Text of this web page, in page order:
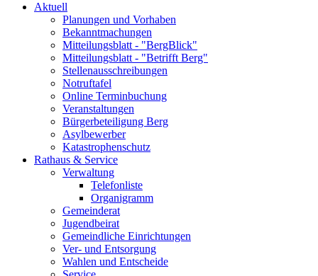
Aktuell
Planungen und Vorhaben
Bekanntmachungen
Mitteilungsblatt - "BergBlick"
Mitteilungsblatt - "Betrifft Berg"
Stellenausschreibungen
Notruftafel
Online Terminbuchung
Veranstaltungen
Bürgerbeteiligung Berg
Asylbewerber
Katastrophenschutz
Rathaus & Service
Verwaltung
Telefonliste
Organigramm
Gemeinderat
Jugendbeirat
Gemeindliche Einrichtungen
Ver- und Entsorgung
Wahlen und Entscheide